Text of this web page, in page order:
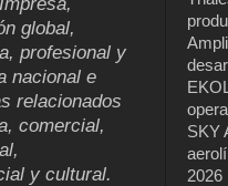
global,
profesional y
nacional e
relacionados
comercial,
y cultural.
SKY
2026